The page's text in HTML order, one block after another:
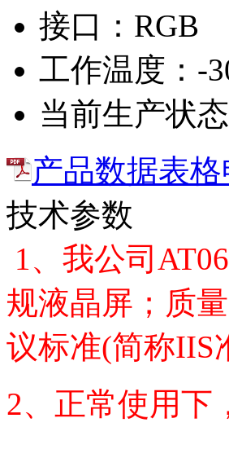
接口： RGB
工作温度： -
当前生产状态
产品数据表
技术参数
1、我公司
规液晶屏；质
议标准(简称IIS
2、正常使用下